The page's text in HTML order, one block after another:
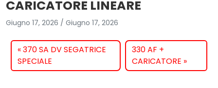
CARICATORE LINEARE
Giugno 17, 2026 / Giugno 17, 2026
370 SA DV SEGATRICE
SPECIALE
330 AF +
CARICATORE